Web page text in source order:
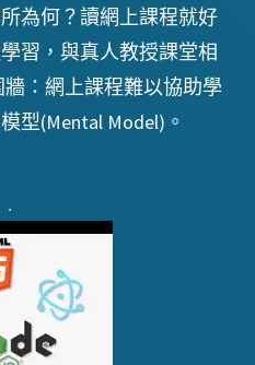
為何？讀網上課程就好
習，與真人教授課堂相
：網上課程難以協助學
型(Mental Model)。